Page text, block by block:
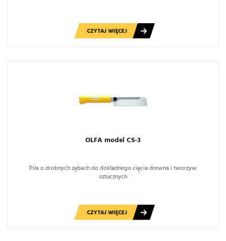
CZYTAJ WIĘCEJ
OLFA model CS-3
Piła o drobnych zębach do dokładnego cięcia drewna i tworzyw
sztucznych
CZYTAJ WIĘCEJ